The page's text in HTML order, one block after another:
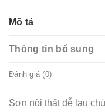
Mô tả
Thông tin bổ sung
Đánh giá (0)
Sơn nội thất dễ lau